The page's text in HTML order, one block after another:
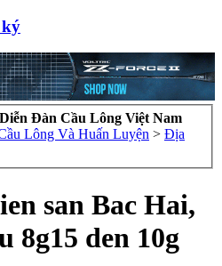
Đàn Cầu Lông Việt Nam
Lông Và Huấn Luyện > Địa
san Bac Hai,
8g15 den 10g